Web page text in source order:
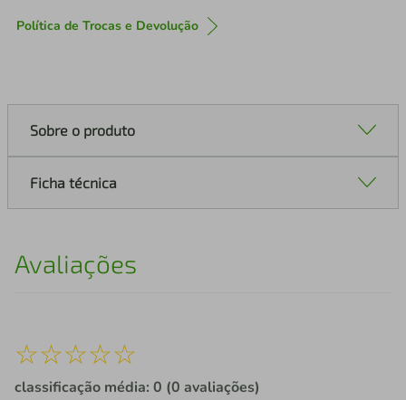
Política de Trocas e Devolução
Sobre o produto
Ficha técnica
Avaliações
☆☆☆☆☆
classificação média: 0 (0 avaliações)